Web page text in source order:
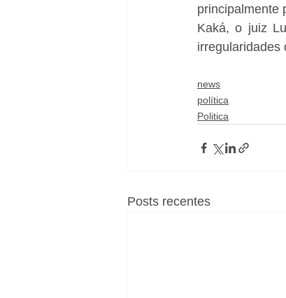
principalmente
Kaká, o juiz
irregularidades
news
política
Politica
Posts recentes